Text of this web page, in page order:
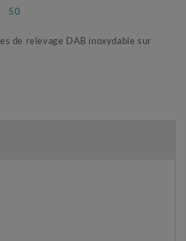
50
de relevage DAB inoxydable sur